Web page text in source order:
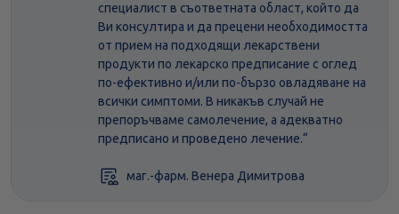
специалист в съответната област, който да
Ви консултира и да прецени необходимостта
от прием на подходящи лекарствени
продукти по лекарско предписание с оглед
по-ефективно и/или по-бързо овладяване на
всички симптоми. В никакъв случай не
препоръчваме самолечение, а адекватно
предписано и проведено лечение.“
маг.-фарм. Венера Димитрова